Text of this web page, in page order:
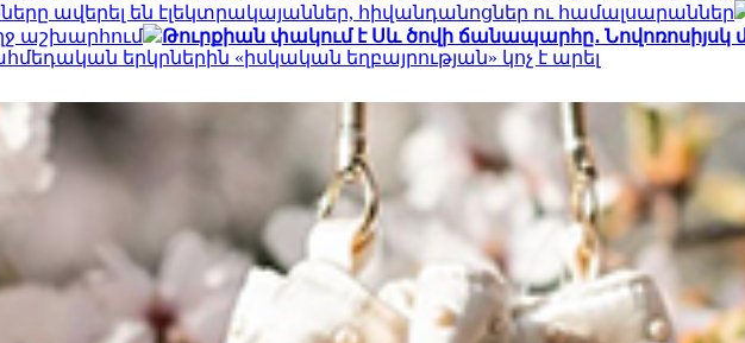
ավերել են էլեկտրակայաններ, հիվանդանոցներ ու համալսարաններ
աշխարհում
Թուրքիան փակում է Սև ծովի ճանապարհը․
երկրներին «իսկական եղբայրության» կոչ է արել